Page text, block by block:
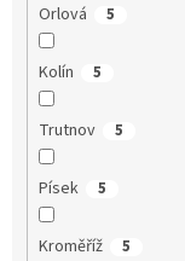
Orlová 5
Kolín 5
Trutnov 5
Písek 5
Kroměříž 5